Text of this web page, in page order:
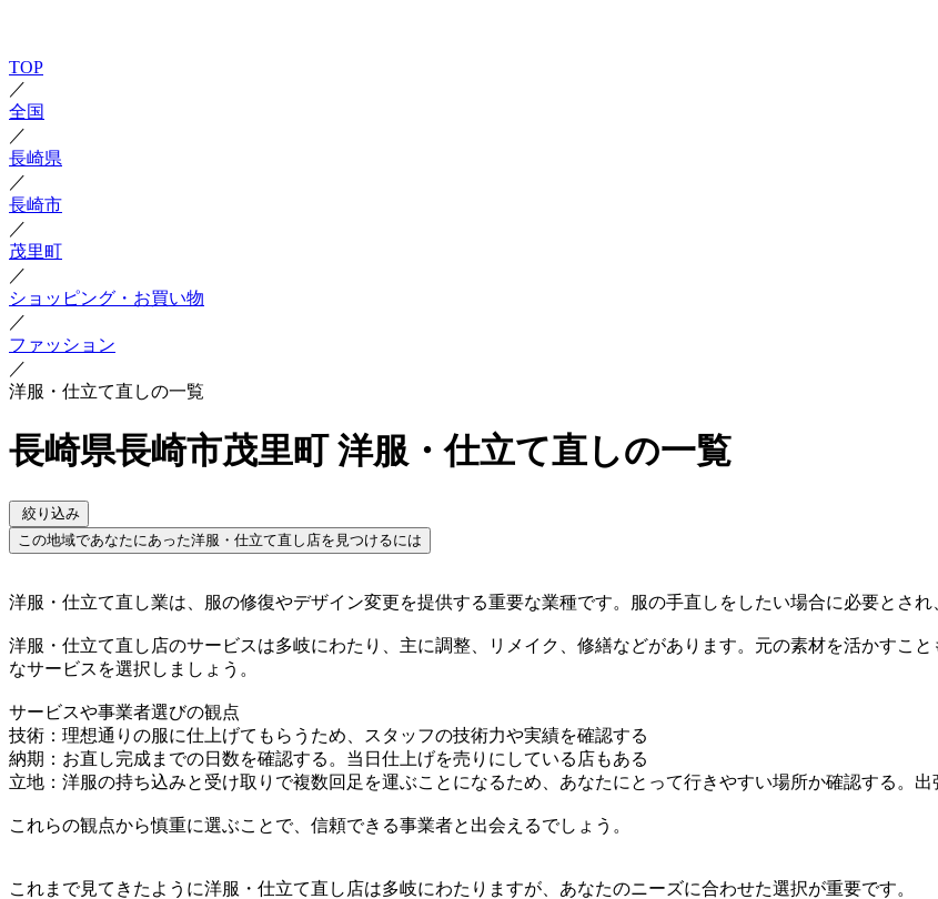
TOP
／
全国
／
長崎県
／
長崎市
／
茂里町
／
ショッピング・お買い物
／
ファッション
／
洋服・仕立て直しの一覧
長崎県長崎市茂里町 洋服・仕立て直しの一覧
絞り込み
この地域であなたにあった洋服・仕立て直し店を見つけるには
洋服・仕立て直し業は、服の修復やデザイン変更を提供する重要な業種です。服の手直しをしたい場合に必要とさ
洋服・仕立て直し店のサービスは多岐にわたり、主に調整、リメイク、修繕などがあります。元の素材を活かすこ
なサービスを選択しましょう。
サービスや事業者選びの観点
技術：理想通りの服に仕上げてもらうため、スタッフの技術力や実績を確認する
納期：お直し完成までの日数を確認する。当日仕上げを売りにしている店もある
立地：洋服の持ち込みと受け取りで複数回足を運ぶことになるため、あなたにとって行きやすい場所か確認する。
これらの観点から慎重に選ぶことで、信頼できる事業者と出会えるでしょう。
これまで見てきたように洋服・仕立て直し店は多岐にわたりますが、あなたのニーズに合わせた選択が重要です。